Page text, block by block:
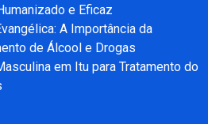
e Eficaz
A Importância da
de Álcool e Drogas
em Itu para Tratamento do